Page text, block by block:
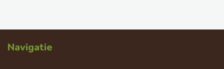
Navigatie